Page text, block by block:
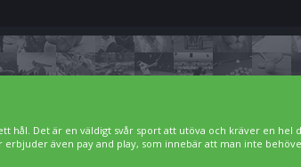
hål. Det är en väldigt svår sport att utöva och kräver en hel
erbjuder även pay and play, som innebär att man inte